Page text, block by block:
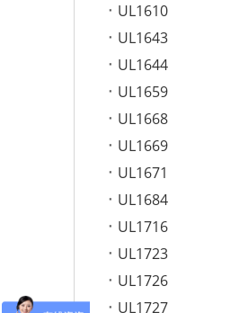
UL1610
UL1643
UL1644
UL1659
UL1668
UL1669
UL1671
UL1684
UL1716
UL1723
UL1726
UL1727